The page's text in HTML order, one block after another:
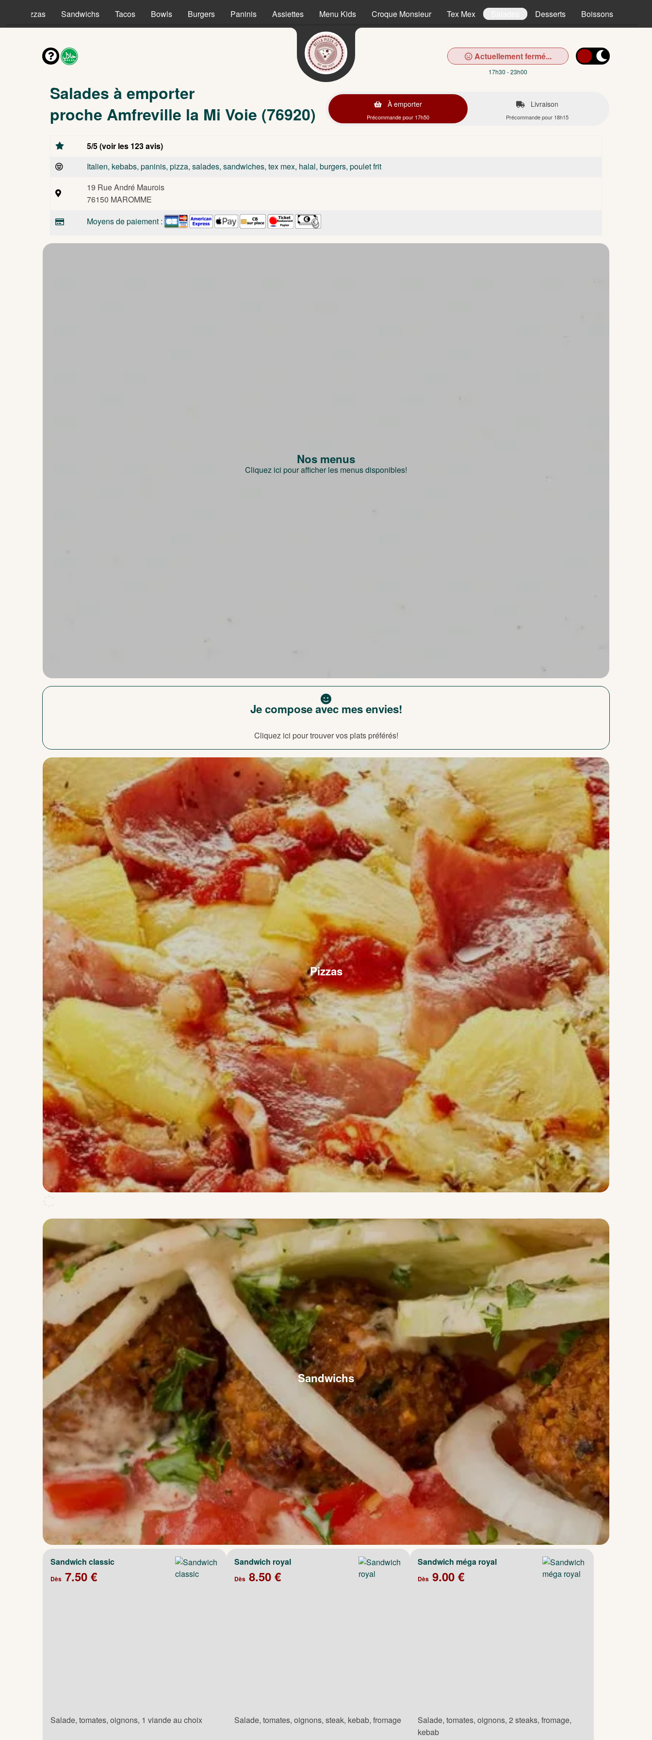
Pizzas Sandwichs Tacos Bowls Burgers Paninis Assiettes Menu Kids Croque Monsieur Tex Mex Desserts Boissons
Actuellement fermé...
17h30 - 23h00
Salades à emporter
proche Amfreville la Mi Voie (76920)
À emporter
Précommande pour 17h50
Livraison
Précommande pour 18h15
5/5 (voir les 123 avis)
Italien, kebabs, paninis, pizza, salades, sandwiches, tex mex, halal, burgers, poulet frit
19 Rue André Maurois
76150 MAROMME
Moyens de paiement :
Nos menus
Cliquez ici pour afficher les menus disponibles!
Je compose avec mes envies!
Cliquez ici pour trouver vos plats préférés!
Pizzas
Sandwichs
Sandwich classic
Dès 7.50 €
Salade, tomates, oignons, 1 viande au choix
Sandwich royal
Dès8.50 €
Salade, tomates, oignons, steak, kebab, fromage
Sandwich méga royal
Dès 9.00 €
Salade, tomates, oignons, 2 steaks, fromage,
kebab